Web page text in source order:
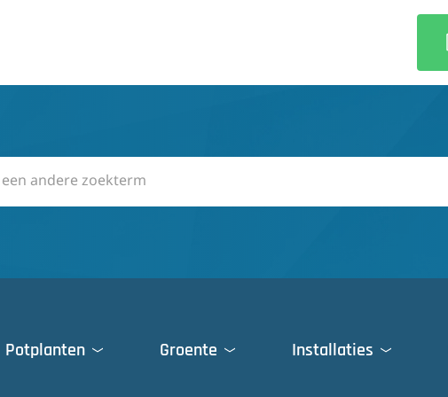
Potplanten
Groente
Installaties